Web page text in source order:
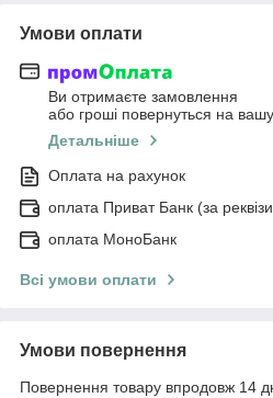
Умови оплати
Ви отримаєте замовлення
або гроші повернуться на
Детальніше
Оплата на рахунок
оплата Приват Банк (за
оплата МоноБанк
Всі умови оплати
Умови повернення
Повернення товару впродовж 14